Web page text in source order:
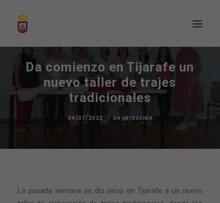
Da comienzo en Tijarafe un
nuevo taller de trajes
tradicionales
04/07/2022 | EN ARTESANÍA
La pasada semana se dio inicio en Tijarafe a un nuevo